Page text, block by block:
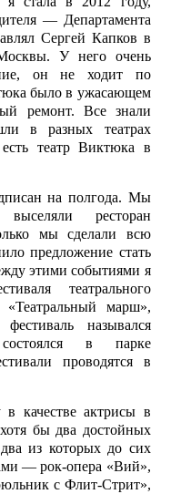
— Департамента
Сергей Капков в
У него очень
он не ходит по
было в ужасающем
ремонт. Все знали
в разных театрах
театр Виктюка в
на полгода. Мы
ресторан
мы сделали всю
предложение стать
этими событиями я
театрального
марш»,
назывался
в парке
проводятся в
качестве актрисы в
бы два достойных
из которых до сих
— рок-опера «Вий»,
с Флит-Стрит»,